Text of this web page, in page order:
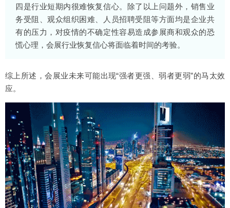
四是行业短期内很难恢复信心。除了以上问题外，销售业
务受阻、观众组织困难、人员招聘受阻等方面均是企业共
有的压力，对疫情的不确定性容易造成参展商和观众的恐
慌心理，会展行业恢复信心将面临着时间的考验。
综上所述，会展业未来可能出现“强者更强、弱者更弱”的马太效
应。